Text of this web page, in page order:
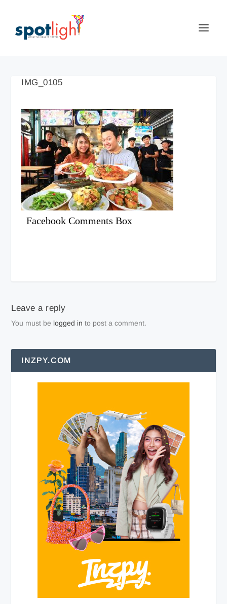
IMG_0105
Facebook Comments Box
Leave a reply
You must be logged in to post a comment.
INZPY.COM